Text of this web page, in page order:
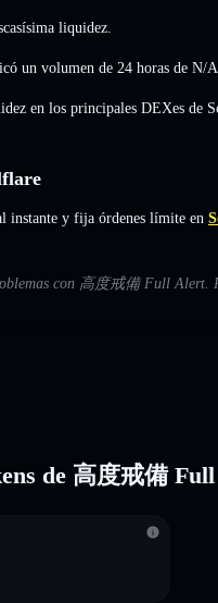
liquidez.
un volumen de 24 horas de N/A
en los principales DEXes de
y fija órdenes límite en
con 高度戒備 Full Alert.
de 高度戒備